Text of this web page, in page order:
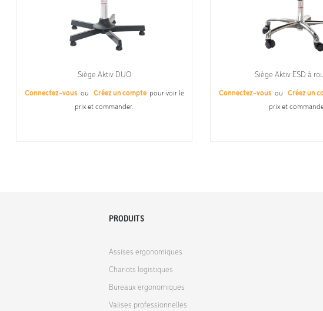
Siège Aktiv DUO
Connectez-vous ou Créez un compte pour voir le
prix et commander.
Siège Aktiv ESD à
Connectez-vous ou Créez un
prix et
PRODUITS
Assises ergonomiques
Chariots logistiques
Bureaux ergonomiques
Valises professionnelles